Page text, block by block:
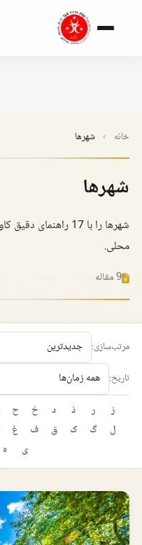
خانه › شهرها
شهرها
شهرها را با 17
محلی.
9 مقاله
مرتب‌سازی:
تاریخ:
ح خ د ذ ر
ز
غ ف ق ک گ
ل
ه ی